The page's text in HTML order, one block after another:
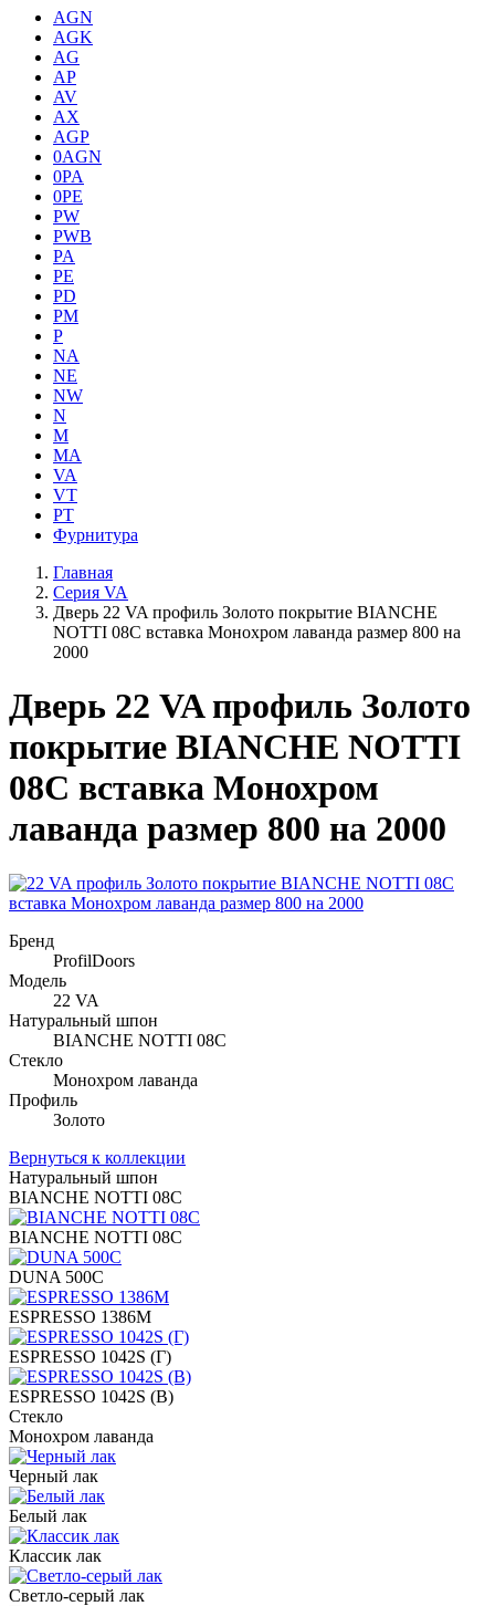
AGN
AGK
AG
AP
AV
AX
AGP
0AGN
0PA
0PE
PW
PWB
PA
PE
PD
PM
P
NA
NE
NW
N
M
MA
VA
VT
PT
Фурнитура
Главная
Серия VA
Дверь 22 VA профиль Золото покрытие BIANCHE
NOTTI 08C вставка Монохром лаванда размер 800 на
2000
Дверь 22 VA профиль Золото
покрытие BIANCHE NOTTI
08C вставка Монохром
лаванда размер 800 на 2000
Бренд
ProfilDoors
Модель
22 VA
Натуральный шпон
BIANCHE NOTTI 08C
Стекло
Монохром лаванда
Профиль
Золото
Вернуться к коллекции
Натуральный шпон
BIANCHE NOTTI 08C
BIANCHE NOTTI 08C
DUNA 500C
ESPRESSO 1386M
ESPRESSO 1042S (Г)
ESPRESSO 1042S (В)
Стекло
Монохром лаванда
Черный лак
Белый лак
Классик лак
Светло-серый лак